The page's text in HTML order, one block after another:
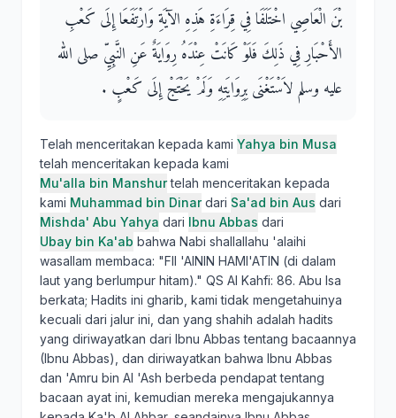
بْنَ الْعَاصِي اخْتَلَفَا فِي قِرَاءَةِ هَذِهِ الآيَةِ وَارْتَفَعَا إِلَى كَعْبِ
الأَحْبَارِ فِي ذَلِكَ فَلَوْ كَانَتْ عِنْدَهُ رِوَايَةٌ عَنِ النَّبِيِّ صلى الله
عليه وسلم لاَسْتَغْنَى بِرِوَايَتِهِ وَلَمْ يَحْتَجْ إِلَى كَعْبٍ ‏.‏
Telah menceritakan kepada kami Yahya bin Musa
telah menceritakan kepada kami
Mu'alla bin Manshurtelah menceritakan kepada
kami Muhammad bin Dinardari Sa'ad bin Aus dari
Mishda' Abu Yahya dari Ibnu Abbas dari
Ubay bin Ka'ab bahwa Nabi shallallahu 'alaihi
wasallam membaca: "FII 'AININ HAMI'ATIN (di dalam
laut yang berlumpur hitam)." QS Al Kahfi: 86. Abu Isa
berkata; Hadits ini gharib, kami tidak mengetahuinya
kecuali dari jalur ini, dan yang shahih adalah hadits
yang diriwayatkan dari Ibnu Abbas tentang bacaannya
(Ibnu Abbas), dan diriwayatkan bahwa Ibnu Abbas
dan 'Amru bin Al 'Ash berbeda pendapat tentang
bacaan ayat ini, kemudian mereka mengajukannya